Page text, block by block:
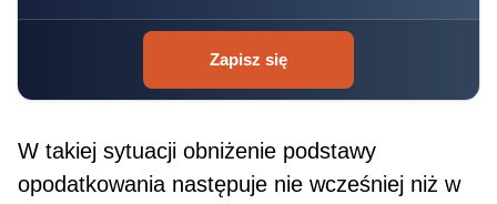
Zapisz się
W takiej sytuacji obniżenie podstawy
opodatkowania następuje nie wcześniej niż w